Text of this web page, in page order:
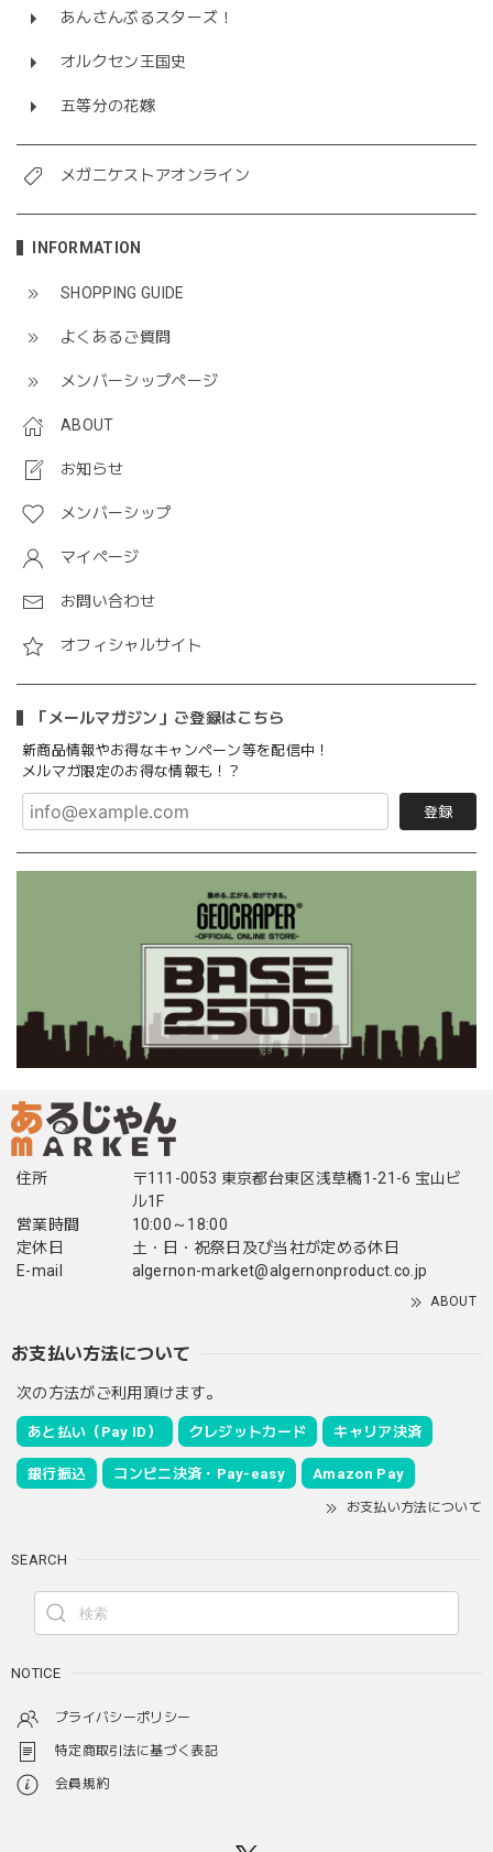
あんさんぶるスターズ！
オルクセン王国史
五等分の花嫁
メガニケストアオンライン
INFORMATION
SHOPPING GUIDE
よくあるご質問
メンバーシップページ
ABOUT
お知らせ
メンバーシップ
マイページ
お問い合わせ
オフィシャルサイト
「メールマガジン」ご登録はこちら
新商品情報やお得なキャンペーン等を配信中！
メルマガ限定のお得な情報も！？
登録
住所
〒111-0053 東京都台東区浅草橋1-21-6 宝山ビ
ル1F
営業時間
10:00～18:00
定休日
土・日・祝祭日及び当社が定める休日
E-mail
algernon-market@algernonproduct.co.jp
ABOUT
お支払い方法について
次の方法がご利用頂けます。
あと払い（Pay ID） クレジットカード キャリア決済
銀行振込 コンビニ決済・Pay-easy Amazon Pay
お支払い方法について
SEARCH
NOTICE
プライバシーポリシー
特定商取引法に基づく表記
会員規約